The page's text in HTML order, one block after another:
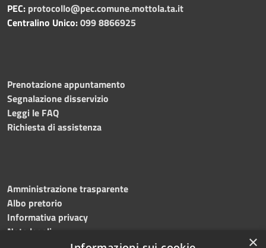
PEC: protocollo@pec.comune.mottola.ta.it
Centralino Unico:099 8866925
Prenotazione appuntamento
Segnalazione disservizio
Leggi le FAQ
Richiesta di assistenza
Amministrazione trasparente
Albo pretorio
Informativa privacy
Note legali
×